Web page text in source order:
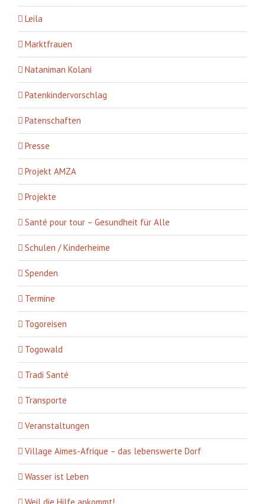
Leila
Marktfrauen
Nataniman Kolani
Patenkindervorschlag
Patenschaften
Presse
Projekt AMZA
Projekte
Santé pour tour – Gesundheit für Alle
Schulen / Kinderheime
Spenden
Termine
Togoreisen
Togowald
Tradi Santé
Transporte
Veranstaltungen
Village Aimes-Afrique – das lebenswerte Dorf
Wasser ist Leben